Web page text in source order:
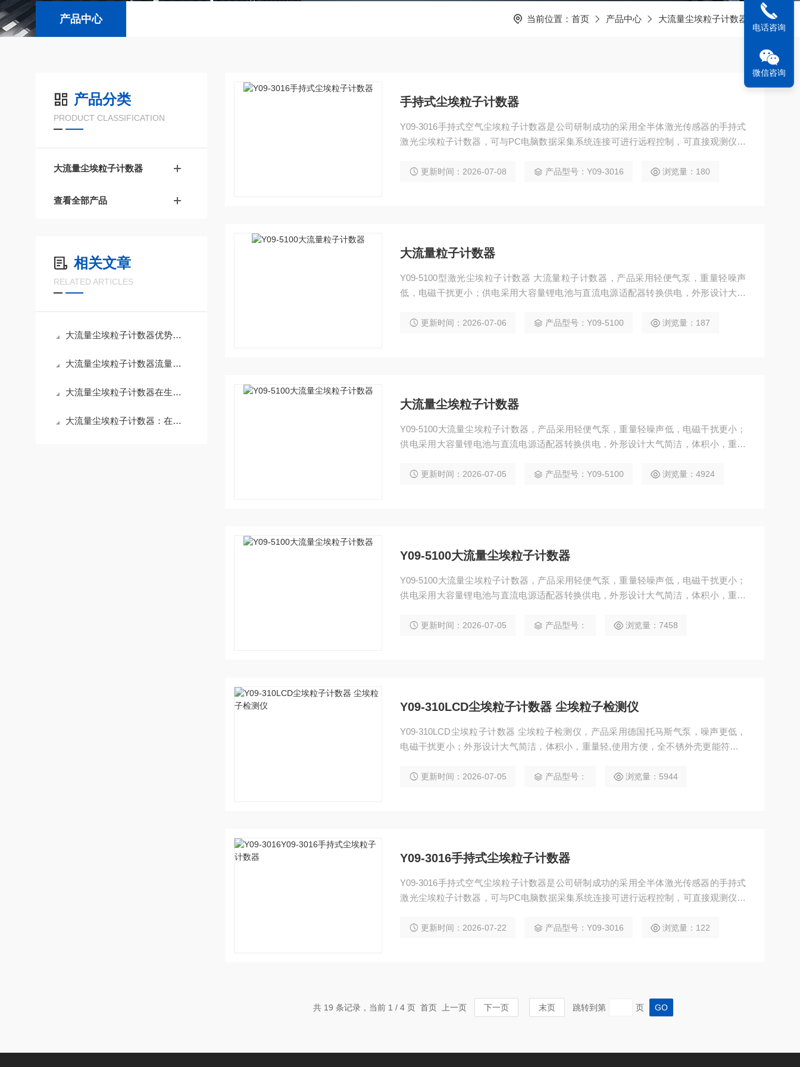
产品中心 当前位置： 首页 产品中心 大流量尘埃粒子计数器
产品分类
PRODUCT CLASSIFICATION
大流量尘埃粒子计数器
查看全部产品
相关文章
RELATED ARTICLES
大流量尘埃粒子计数器优势及洁净厂房快速检测方法
大流量尘埃粒子计数器流量不稳、传感器故障一站式处理方法
大流量尘埃粒子计数器在生物安全实验室中的重要性与操作规范
大流量尘埃粒子计数器：在洁净环境监测中的关键作用与技术原理深度解析
手持式尘埃粒子计数器
Y09-3016手持式空气尘埃粒子计数器是公司研制成功的采用全半体激光传感器的手持式
激光尘埃粒子计数器，可与PC电脑数据采集系统连接可进行远程控制，可直接观测仪器
更新时间：2026-07-08 产品型号：Y09-3016 浏览量：180
大流量粒子计数器
Y09-5100型激光尘埃粒子计数器 大流量粒子计数器，产品采用轻便气泵，重量轻噪声
低，电磁干扰更小；供电采用大容量锂电池与直流电源适配器转换供电，外形设计大气
更新时间：2026-07-06 产品型号：Y09-5100 浏览量：187
大流量尘埃粒子计数器
Y09-5100大流量尘埃粒子计数器，产品采用轻便气泵，重量轻噪声低，电磁干扰更小；
供电采用大容量锂电池与直流电源适配器转换供电，外形设计大气简洁，体积小，重量
更新时间：2026-07-05 产品型号：Y09-5100 浏览量：4924
Y09-5100大流量尘埃粒子计数器
Y09-5100大流量尘埃粒子计数器，产品采用轻便气泵，重量轻噪声低，电磁干扰更小；
供电采用大容量锂电池与直流电源适配器转换供电，外形设计大气简洁，体积小，重量
更新时间：2026-07-05 产品型号： 浏览量：7458
Y09-310LCD尘埃粒子计数器 尘埃粒子检测仪
Y09-310LCD尘埃粒子计数器 尘埃粒子检测仪，产品采用德国托马斯气泵，噪声更低，
电磁干扰更小；外形设计大气简洁，体积小，重量轻,使用方便，全不锈外壳更能符合G
更新时间：2026-07-05 产品型号： 浏览量：5944
Y09-3016手持式尘埃粒子计数器
Y09-3016手持式空气尘埃粒子计数器是公司研制成功的采用全半体激光传感器的手持式
激光尘埃粒子计数器，可与PC电脑数据采集系统连接可进行远程控制，可直接观测仪器
更新时间：2026-07-22 产品型号：Y09-3016 浏览量：122
共 19 条记录，当前 1 / 4 页 首页 上一页 下一页 末页 跳转到第 页
电话咨询
微信咨询